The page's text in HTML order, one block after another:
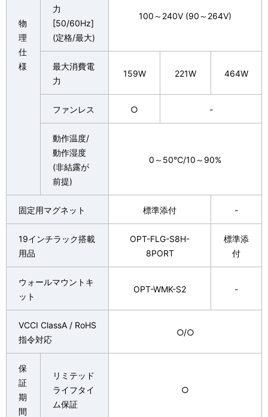
物
理
仕
様
力
[50/60Hz]
(定格/最大)
100～240V (90～264V)
最大消費電
力
159W 221W 464W
ファンレス ○ -
動作温度/
動作湿度
(非結露が
前提)
0～50℃/10～90%
固定用マグネット 標準添付 -
19インチラック搭載
用品
OPT-FLG-S8H-
8PORT
標準添
付
ウォールマウントキ
ット
OPT-WMK-S2 -
VCCI ClassA / RoHS
指令対応
○/○
保
証
期
間
リミテッド
ライフタイ
ム保証
○